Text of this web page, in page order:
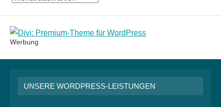
Werbung
UNSERE WORDPRESS-LEISTUNGEN